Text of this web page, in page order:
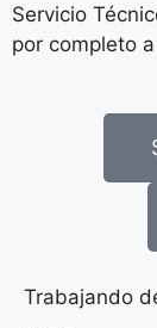
Servicio
por completo
Trabajando